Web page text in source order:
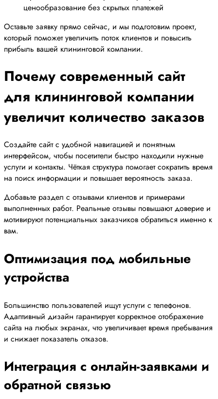
ценообразование без скрытых платежей
Оставьте заявку прямо сейчас, и мы подготовим проект,
который поможет увеличить поток клиентов и повысить
прибыль вашей клининговой компании.
Почему современный сайт
для клининговой компании
увеличит количество заказов
Создайте сайт с удобной навигацией и понятным
интерфейсом, чтобы посетители быстро находили нужные
услуги и контакты. Чёткая структура помогает сократить время
на поиск информации и повышает вероятность заказа.
Добавьте раздел с отзывами клиентов и примерами
выполненных работ. Реальные отзывы повышают доверие и
мотивируют потенциальных заказчиков обратиться именно к
вам.
Оптимизация под мобильные
устройства
Большинство пользователей ищут услуги с телефонов.
Адаптивный дизайн гарантирует корректное отображение
сайта на любых экранах, что увеличивает время пребывания
и снижает показатель отказов.
Интеграция с онлайн-заявками и
обратной связью